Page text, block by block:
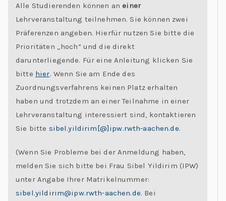
al
le
n
g
e
s
Alle Studierenden können an einer
Lehrveranstaltung teilnehmen. Sie können zwei
Präferenzen angeben. Hierfür nutzen Sie bitte die
Prioritäten „hoch“ und die direkt
darunterliegende. Für eine Anleitung klicken Sie
bitte hier. Wenn Sie am Ende des
Zuordnungsverfahrens keinen Platz erhalten
haben und trotzdem an einer Teilnahme in einer
Lehrveranstaltung interessiert sind, kontaktieren
Sie bitte sibel.yildirim[@]ipw.rwth-aachen.de.
(Wenn Sie Probleme bei der Anmeldung haben,
melden Sie sich bitte bei Frau Sibel Yildirim (IPW)
unter Angabe Ihrer Matrikelnummer:
sibel.yildirim@ipw.rwth-aachen.de. Bei